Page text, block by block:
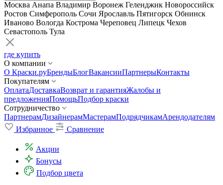
Москва Анапа Владимир Воронеж Геленджик Новороссийск
Ростов Симферополь Сочи Ярославль Пятигорск Обнинск
Иваново Вологда Кострома Череповец Липецк Чехов
Севастополь Тула
где купить
О компании
О Краски.руБрендыБлогВакансииПартнерыКонтакты
Покупателям
ОплатаДоставкаВозврат и гарантияЖалобы и
предложенияПомощьПодбор краски
Сотрудничество
ПартнерамДизайнерамМастерамПодрядчикамАрендодателям
Избранное
Сравнение
Акции
Бонусы
Подбор цвета